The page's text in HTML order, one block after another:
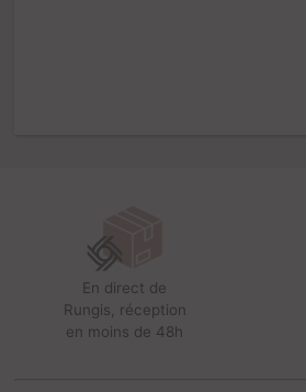
En direct de
Rungis, réception
en moins de 48h